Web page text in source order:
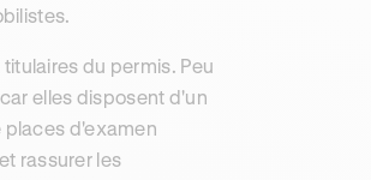
du permis. Peu
elles disposent d'un
places d'examen
rassurer les